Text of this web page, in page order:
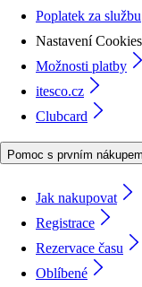
Poplatek za službu
Nastavení Cookies
Možnosti platby
itesco.cz
Clubcard
Pomoc s prvním nákupem
Jak nakupovat
Registrace
Rezervace času
Oblíbené